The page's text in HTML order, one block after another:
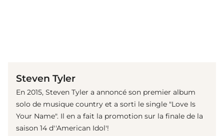
Steven Tyler
En 2015, Steven Tyler a annoncé son premier album
solo de musique country et a sorti le single "Love Is
Your Name". Il en a fait la promotion sur la finale de la
saison 14 d''American Idol'!